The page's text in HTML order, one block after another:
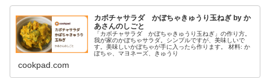
カボチャサラダ かぼちゃきゅうり玉ねぎ by か
あさんのしごと
「カボチャサラダ かぼちゃきゅうり玉ねぎ」の作り方。
我が家のかぼちゃサラダ。シンプルですが、美味しいで
す。美味しいかぼちゃが手に入ったら作ります。 材料: か
ぼちゃ、マヨネーズ、きゅうり
cookpad.com